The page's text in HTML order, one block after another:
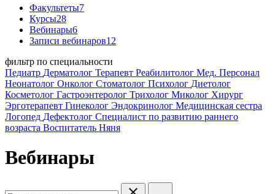
Факультеты7
Курсы28
Вебинары6
Записи вебинаров12
фильтр по специальности
Педиатр Дерматолог Терапевт Реабилитолог Мед. Персонал
Неонатолог Онколог Стоматолог Психолог Диетолог
Косметолог Гастроэнтеролог Трихолог Миколог Хирург
Эрготерапевт Гинеколог Эндокринолог Медицинская сестра
Логопед Дефектолог Специалист по развитию раннего
возраста Воспитатель Няня
Вебинары